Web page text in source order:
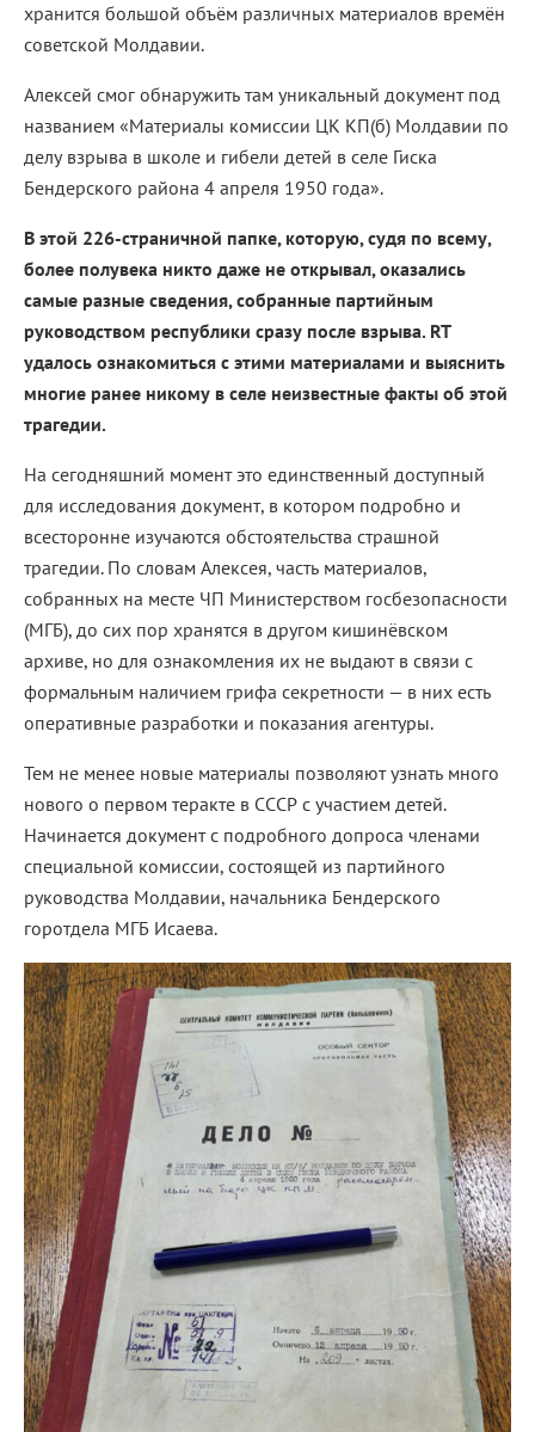
хранится большой объём различных материалов времён
советской Молдавии.
Алексей смог обнаружить там уникальный документ под
названием «Материалы комиссии ЦК КП(б) Молдавии по
делу взрыва в школе и гибели детей в селе Гиска
Бендерского района 4 апреля 1950 года».
В этой 226-страничной папке, которую, судя по всему,
более полувека никто даже не открывал, оказались
самые разные сведения, собранные партийным
руководством республики сразу после взрыва. RT
удалось ознакомиться с этими материалами и выяснить
многие ранее никому в селе неизвестные факты об этой
трагедии.
На сегодняшний момент это единственный доступный
для исследования документ, в котором подробно и
всесторонне изучаются обстоятельства страшной
трагедии. По словам Алексея, часть материалов,
собранных на месте ЧП Министерством госбезопасности
(МГБ), до сих пор хранятся в другом кишинёвском
архиве, но для ознакомления их не выдают в связи с
формальным наличием грифа секретности — в них есть
оперативные разработки и показания агентуры.
Тем не менее новые материалы позволяют узнать много
нового о первом теракте в СССР с участием детей.
Начинается документ с подробного допроса членами
специальной комиссии, состоящей из партийного
руководства Молдавии, начальника Бендерского
горотдела МГБ Исаева.